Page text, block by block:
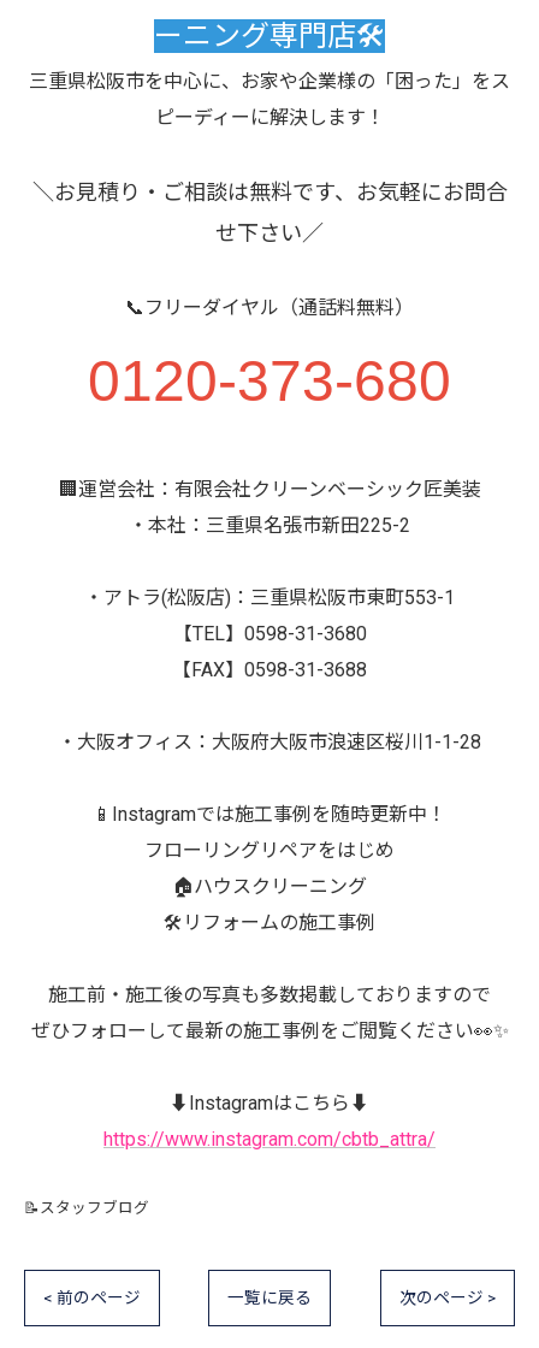
ーニング専門店🛠️
三重県松阪市を中心に、お家や企業様の「困った」をス
ピーディーに解決します！
＼お見積り・ご相談は無料です、お気軽にお問合
せ下さい／
📞フリーダイヤル（通話料無料）
0120-373-680
🏢運営会社：有限会社クリーンベーシック匠美装
・本社：三重県名張市新田225-2
・アトラ(松阪店)：三重県松阪市東町553-1
【TEL】0598-31-3680
【FAX】0598-31-3688
・大阪オフィス：大阪府大阪市浪速区桜川1-1-28
📱Instagramでは施工事例を随時更新中！
フローリングリペアをはじめ
🏠ハウスクリーニング
🛠️リフォームの施工事例
施工前・施工後の写真も多数掲載しておりますので
ぜひフォローして最新の施工事例をご閲覧ください👀✨
⬇️Instagramはこちら⬇️
https://www.instagram.com/cbtb_attra/
📝スタッフブログ
< 前のページ 一覧に戻る 次のページ >